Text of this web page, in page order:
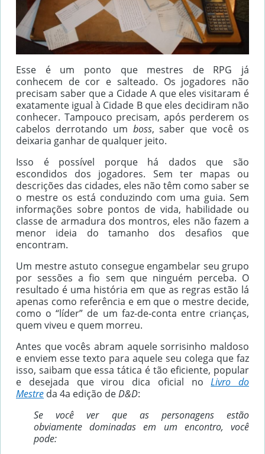
Esse é um ponto que mestres de RPG já
conhecem de cor e salteado. Os jogadores não
precisam saber que a Cidade A que eles visitaram é
exatamente igual à Cidade B que eles decidiram não
conhecer. Tampouco precisam, após perderem os
cabelos derrotando um boss, saber que você os
deixaria ganhar de qualquer jeito.
Isso é possível porque há dados que são
escondidos dos jogadores. Sem ter mapas ou
descrições das cidades, eles não têm como saber se
o mestre os está conduzindo com uma guia. Sem
informações sobre pontos de vida, habilidade ou
classe de armadura dos montros, eles não fazem a
menor ideia do tamanho dos desafios que
encontram.
Um mestre astuto consegue engambelar seu grupo
por sessões a fio sem que ninguém perceba. O
resultado é uma história em que as regras estão lá
apenas como referência e em que o mestre decide,
como o “líder” de um faz-de-conta entre crianças,
quem viveu e quem morreu.
Antes que vocês abram aquele sorrisinho maldoso
e enviem esse texto para aquele seu colega que faz
isso, saibam que essa tática é tão eficiente, popular
e desejada que virou dica oficial noLivro do
Mestre da 4a edição deD&D:
Se você ver que as personagens estão
obviamente dominadas em um encontro, você
pode: